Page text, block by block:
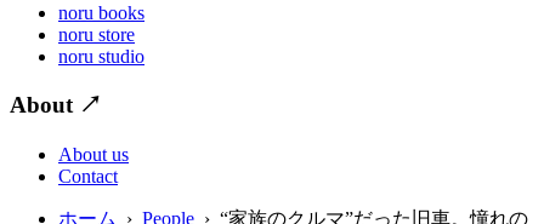
noru books
noru store
noru studio
About ↗
About us
Contact
ホーム › People › “家族のクルマ”だった旧車。憧れの